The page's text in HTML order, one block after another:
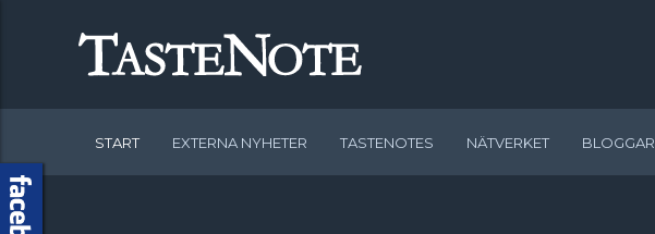
START EXTERNA NYHETER TASTENOTES NÄTVERKET BLOGGAR